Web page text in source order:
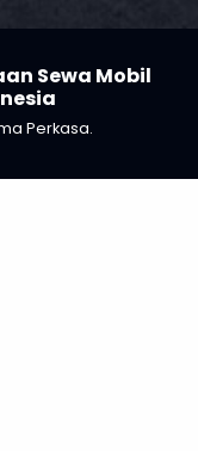
Sewa Mobil
Perkasa.